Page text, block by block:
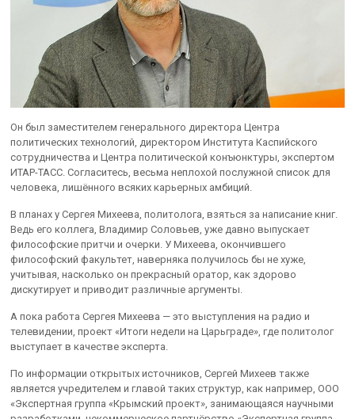
Он был заместителем генерального директора Центра
политических технологий, директором Института Каспийского
сотрудничества и Центра политической конъюнктуры, экспертом
ИТАР-ТАСС. Согласитесь, весьма неплохой послужной список для
человека, лишённого всяких карьерных амбиций.
В планах у Сергея Михеева, политолога, взяться за написание книг.
Ведь его коллега, Владимир Соловьев, уже давно выпускает
философские притчи и очерки. У Михеева, окончившего
философский факультет, наверняка получилось бы не хуже,
учитывая, насколько он прекрасный оратор, как здорово
дискутирует и приводит различные аргументы.
А пока работа Сергея Михеева — это выступления на радио и
телевидении, проект «Итоги недели на Царьграде», где политолог
выступает в качестве эксперта.
По информации открытых источников, Сергей Михеев также
является учредителем и главой таких структур, как например, ООО
«Экспертная группа «Крымский проект», занимающаяся научными